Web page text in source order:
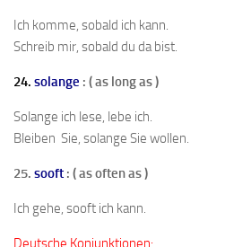
Ich komme, sobald ich kann.
Schreib mir, sobald du da bist.
24. solange : ( as long as )
Solange ich lese, lebe ich.
Bleiben Sie, solange Sie wollen.
25. sooft : ( as often as )
Ich gehe, sooft ich kann.